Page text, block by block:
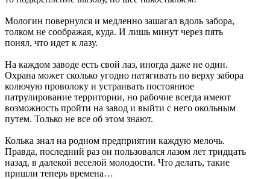
Мологин повернулся и медленно зашагал вдоль забора,
толком не соображая, куда. И лишь минут через пять
понял, что идет к лазу.
На каждом заводе есть свой лаз, иногда даже не один.
Охрана может сколько угодно натягивать по верху забора
колючую проволоку и устраивать постоянное
патрулирование территории, но рабочие всегда имеют
возможность пройти на завод и выйти с него окольным
путем. Только не все об этом знают.
Колька знал на родном предприятии каждую мелочь.
Правда, последний раз он пользовался лазом лет тридцать
назад, в далекой веселой молодости. Что делать, такие
пришли теперь времена…